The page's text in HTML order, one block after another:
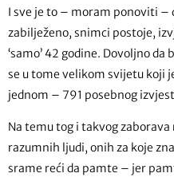
I sve je to – moram ponoviti –
zabilježeno, snimci postoje,
‘samo’ 42 godine. Dovoljno
se u tome velikom svijetu koji
jednom – 791 posebnog
Na temu tog i takvog zaborava
razumnih ljudi, onih za koje
srame reći da pamte – jer